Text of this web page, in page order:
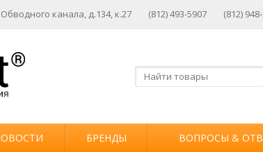
канала, д.134, к.27 (812) 493-5907 (812)
БРЕНДЫ ВОПРОСЫ &